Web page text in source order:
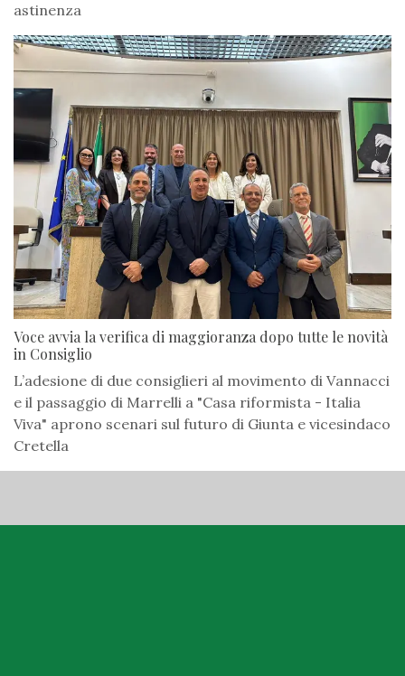
astinenza
Voce avvia la verifica di maggioranza dopo tutte le novità
in Consiglio
L’adesione di due consiglieri al movimento di Vannacci
e il passaggio di Marrelli a "Casa riformista - Italia
Viva" aprono scenari sul futuro di Giunta e vicesindaco
Cretella